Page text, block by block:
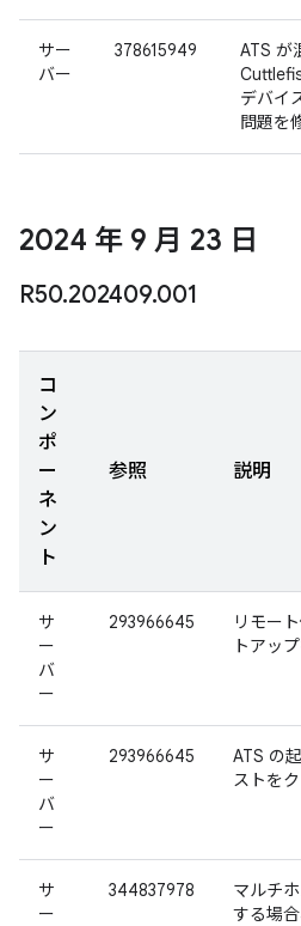
サー
バー
378615949
ATS が
デバイ
問題を
2024 年 9 月 23 日
R50.202409.001
コ
ン
ポ
ー
ネ
ン
ト
参照 説明
サ
ー
バ
ー
293966645
リモー
トアッ
サ
ー
バ
ー
293966645
ATS の
ストを
サ
ー
344837978
マルチ
する場